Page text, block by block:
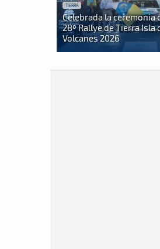
TIERRA
Celebrada la ceremonia
28º Rallye de Tierra Isla
Volcanes 2026